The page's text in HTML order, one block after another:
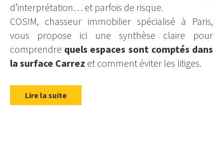
d’interprétation… et parfois de risque.
COSIM, chasseur immobilier spécialisé à Paris,
vous propose ici une synthèse claire pour
comprendre quels espaces sont comptés dans
la surface Carrez et comment éviter les litiges.
Lire la suite